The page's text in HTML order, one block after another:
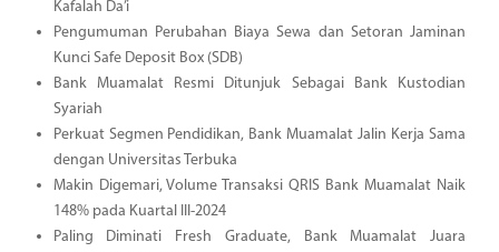
Kafalah Da’i
Pengumuman Perubahan Biaya Sewa dan Setoran Jaminan
Kunci Safe Deposit Box (SDB)
Bank Muamalat Resmi Ditunjuk Sebagai Bank Kustodian
Syariah
Perkuat Segmen Pendidikan, Bank Muamalat Jalin Kerja Sama
dengan Universitas Terbuka
Makin Digemari, Volume Transaksi QRIS Bank Muamalat Naik
148% pada Kuartal III-2024
Paling Diminati Fresh Graduate, Bank Muamalat Juara